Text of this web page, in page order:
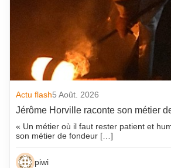
Actu flash5 Août. 2026
Jérôme Horville raconte son métier
« Un métier où il faut rester patient et
son métier de fondeur […]
piwi